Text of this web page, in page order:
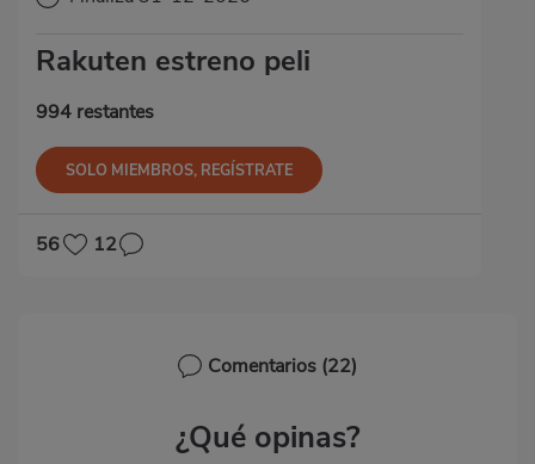
Rakuten estreno peli
994 restantes
SOLO MIEMBROS, REGÍSTRATE
56 12
Comentarios (22)
¿Qué opinas?